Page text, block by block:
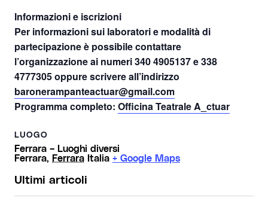
Informazioni e iscrizioni
Per informazioni sui laboratori e modalità di
partecipazione è possibile contattare
l’organizzazione ai numeri 340 4905137 e 338
4777305 oppure scrivere all’indirizzo
baronerampanteactuar@gmail.com
Programma completo: Officina Teatrale A_ctuar
LUOGO
Ferrara – Luoghi diversi
Ferrara, Ferrara Italia + Google Maps
Ultimi articoli